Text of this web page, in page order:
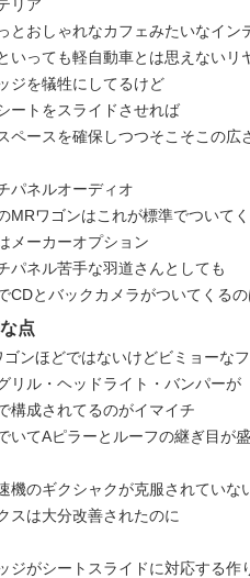
リア
とおしゃれなカフェみたいなイン
いっても軽自動車とは思えないリ
ジを犠牲にしてるけど
ートをスライドさせれば
ペースを確保しつつそこそこの広
パネルオーディオ
MRワゴンはこれが標準でついて
メーカーオプション
パネル苦手な羽道さんとしても
CDとバックカメラがついてくるの
点
ゴンほどではないけどビミョーな
リル・ヘッドライト・バンパーが
構成されてるのがイマイチ
いてAピラーとルーフの継ぎ目が
機のギクシャクが克服されていな
スは大分改善されたのに
ジがシートスライドに対応する作